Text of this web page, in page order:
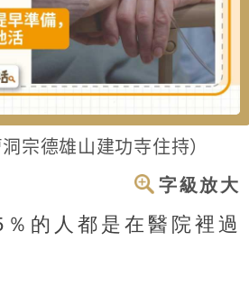
宗德雄山建功寺住持）
字級放大
的人都是在醫院裡過